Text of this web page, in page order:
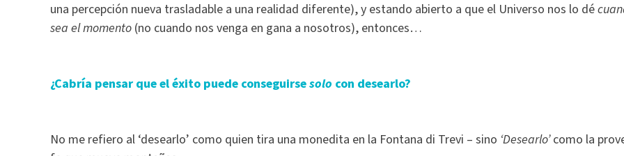
una percepción nueva trasladable a una realidad diferente), y estando abierto a que el Universo nos lo dé
sea el momento (no cuando nos venga en gana a nosotros), entonces…
¿Cabría pensar que el éxito puede conseguirsesolo con desearlo?
No me refiero al ‘desearlo’ como quien tira una monedita en la Fontana di Trevi – sino ‘Desearlo’como la